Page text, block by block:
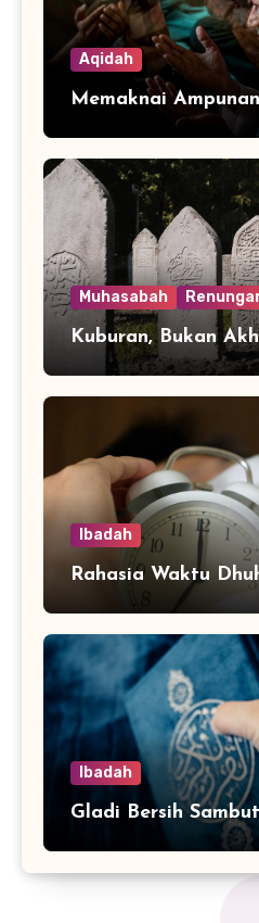
Aqidah
Memaknai
Muhasabah
Kuburan, Bukan
Ibadah
Rahasia Waktu
Ibadah
Gladi Bersih